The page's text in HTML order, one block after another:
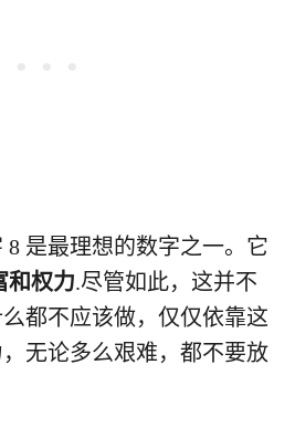
8 是最理想的数字之一。它
和权力.尽管如此，这并不
都不应该做，仅仅依靠这
无论多么艰难，都不要放